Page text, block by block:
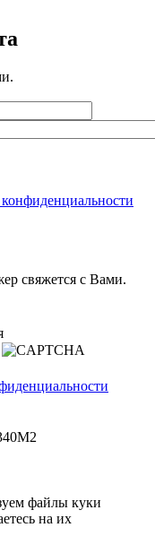
свяжется с Вами.
файлы куки
на их